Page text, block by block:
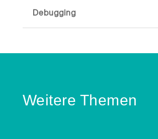
Debugging
Weitere Themen